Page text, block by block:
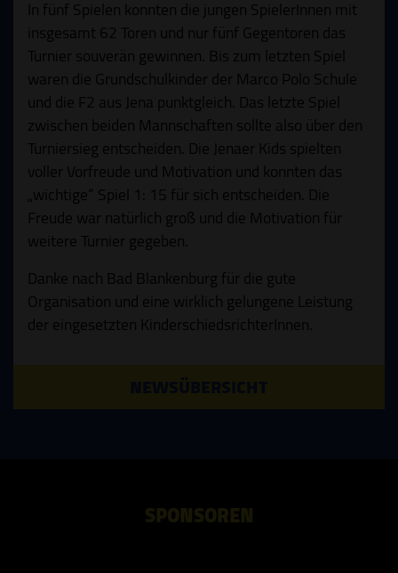
In fünf Spielen konnten die jungen SpielerInnen mit
insgesamt 62 Toren und nur fünf Gegentoren das
Turnier souverän gewinnen. Bis zum letzten Spiel
waren die Grundschulkinder der Marco Polo Schule
und die F2 aus Jena punktgleich. Das letzte Spiel
zwischen beiden Mannschaften sollte also über den
Turniersieg entscheiden. Die Jenaer Kids spielten
voller Vorfreude und Motivation und konnten das
„wichtige“ Spiel 1: 15 für sich entscheiden. Die
Freude war natürlich groß und die Motivation für
weitere Turnier gegeben.
Danke nach Bad Blankenburg für die gute
Organisation und eine wirklich gelungene Leistung
der eingesetzten KinderschiedsrichterInnen.